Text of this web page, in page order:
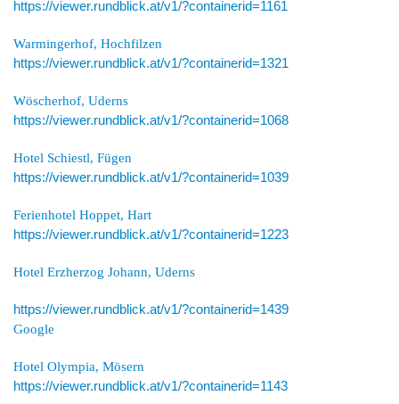
https://viewer.rundblick.at/v1/?containerid=1161
Warmingerhof, Hochfilzen
https://viewer.rundblick.at/v1/?containerid=1321
Wöscherhof, Uderns
https://viewer.rundblick.at/v1/?containerid=1068
Hotel Schiestl, Fügen
https://viewer.rundblick.at/v1/?containerid=1039
Ferienhotel Hoppet, Hart
https://viewer.rundblick.at/v1/?containerid=1223
Hotel Erzherzog Johann, Uderns
https://viewer.rundblick.at/v1/?containerid=1439
Google
Hotel Olympia, Mösern
https://viewer.rundblick.at/v1/?containerid=1143